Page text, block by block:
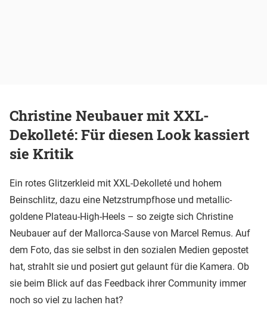
Christine Neubauer mit XXL-
Dekolleté: Für diesen Look kassiert
sie Kritik
Ein rotes Glitzerkleid mit XXL-Dekolleté und hohem
Beinschlitz, dazu eine Netzstrumpfhose und metallic-
goldene Plateau-High-Heels – so zeigte sich Christine
Neubauer auf der Mallorca-Sause von Marcel Remus. Auf
dem Foto, das sie selbst in den sozialen Medien gepostet
hat, strahlt sie und posiert gut gelaunt für die Kamera. Ob
sie beim Blick auf das Feedback ihrer Community immer
noch so viel zu lachen hat?